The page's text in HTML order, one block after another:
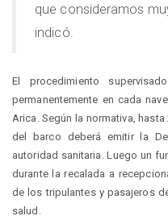
que consideramos
indicó.
El procedimiento
permanentemente en cada
Arica. Según la normativa,
del barco deberá emitir la
autoridad sanitaria. Luego un
durante la recalada a
de los tripulantes y pasajeros
salud.